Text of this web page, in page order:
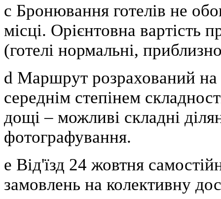
c Бронювання готелів не
місці. Орієнтовна
(готелі нормальні,
d Маршрут розрахований на
середнім степінем
дощі – можливі складні
фотографування.
e Від'їзд 24 жовтня
замовлень на колективну